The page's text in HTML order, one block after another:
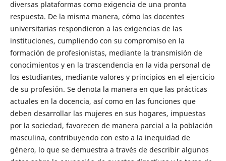
diversas plataformas como exigencia de una pronta
respuesta. De la misma manera, cómo las docentes
universitarias respondieron a las exigencias de las
instituciones, cumpliendo con su compromiso en la
formación de profesionistas, mediante la transmisión de
conocimientos y en la trascendencia en la vida personal de
los estudiantes, mediante valores y principios en el ejercicio
de su profesión. Se denota la manera en que las prácticas
actuales en la docencia, así como en las funciones que
deben desarrollar las mujeres en sus hogares, impuestas
por la sociedad, favorecen de manera parcial a la población
masculina, contribuyendo con esto a la inequidad de
género, lo que se demuestra a través de describir algunos